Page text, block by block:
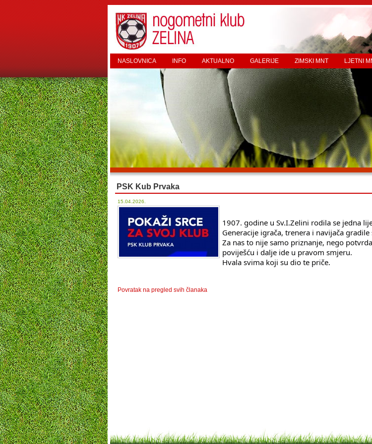
NASLOVNICA INFO AKTUALNO GALERIJE ZIMSKI MNT LJETNI
PSK Kub Prvaka
15.04.2026.
1907. godine u Sv.I.Zelini rodila se jedna
Generacije igrača, trenera i navijača
Za nas to nije samo priznanje, nego
poviješću i dalje ide u pravom smjeru.
Hvala svima koji su dio te priče.
Povratak na pregled svih članaka